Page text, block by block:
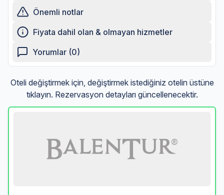
Önemli notlar
Fiyata dahil olan & olmayan hizmetler
Yorumlar (0)
Oteli değiştirmek için, değiştirmek istediğiniz otelin üstüne
tıklayın. Rezervasyon detayları güncellenecektir.